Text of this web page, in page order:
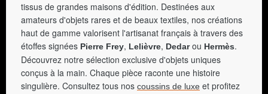
tissus de grandes maisons d'édition. Destinées aux
amateurs d'objets rares et de beaux textiles, nos créations
haut de gamme valorisent l'artisanat français à travers des
étoffes signées Pierre Frey, Lelièvre, Dedarou Hermès.
Découvrez notre sélection exclusive d'objets uniques
conçus à la main. Chaque pièce raconte une histoire
singulière. Consultez tous nos coussins de luxe et profitez